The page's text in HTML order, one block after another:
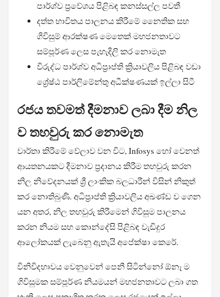
පාර්ශ්ව ප්‍රවේශය පිළිබඳ කනස්සල්ල පවතී
දත්ත භාවිතය පාලනය කිරීමේ නෛතික සහ
ගිවිසුම් ආරක්ෂණ මෙතෙක් මහජනතාවට
සම්පූර්ණ ලෙස පැහැදිලි කර නොමැත
විරුද්ධ පාර්ශ්ව අධිප්‍රාප්ති ක්‍රියාවලිය පිළිබඳ වඩා
ශ්‍රේෂ්ඨ පාර්ලිමේන්තු අධීක්ෂණයක් ඉල්ලා සිටී
රජය තවමත් දීමනාව ලබා දීම නිල
ව තහවුරු කර නොමැත
වාර්තා කිරීමේ වේලාව වන විට, Infosys හෝ වෙනත්
ආයතනයකට දීමනාව ප්‍රදානය කිරීම තහවුරු කරන
නිල නිවේදනයක් ශ්‍රී ලාංකික බලධාරීන් විසින් නිකුත්
කර නොතිබුණි. අධිප්‍රාප්ති ක්‍රියාවලිය අඛණ්ඩ ව ගෙන
යන අතර, නිල තහවුරු කිරීමෙන් ගිවිසුම පාලනය
කරන නියම සහ කොන්දේසි පිළිබඳ වැඩිදුර
ආලෝකයක් ලැබෙනු ඇතැයි අපේක්ෂා කෙරේ.
විනිවිදභාවය වෙනුවෙන් පෙනී සිටින්නෝ ඕනෑ ම
ගිවිසුමක සම්පූර්ණ නියමයන් මහජනතාවට ලබා ගත